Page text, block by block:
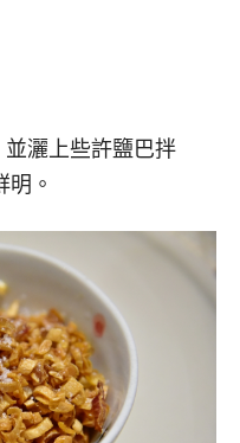
灑上些許鹽巴拌
。